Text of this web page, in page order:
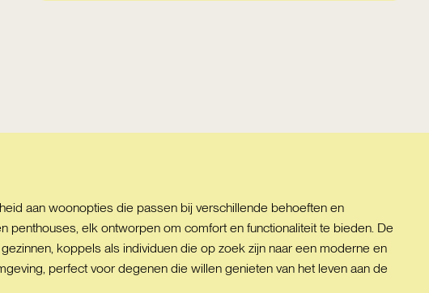
aan woonopties die passen bij verschillende behoeften en
penthouses, elk ontworpen om comfort en functionaliteit te bieden. De
koppels als individuen die op zoek zijn naar een moderne en
perfect voor degenen die willen genieten van het leven aan de